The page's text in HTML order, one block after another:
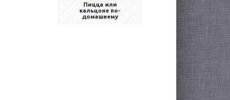
Пицца или
кальцоне по-
домашнему